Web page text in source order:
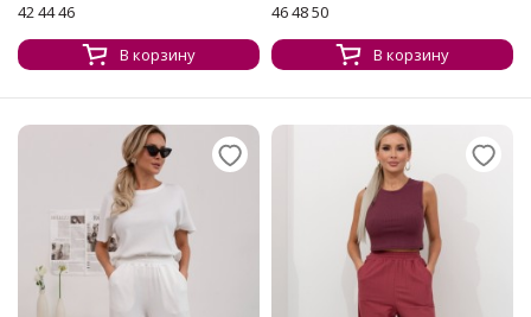
42 44 46
В корзину
46 48 50
В корзину